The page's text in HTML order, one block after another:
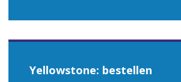
Yellowstone: bestellen